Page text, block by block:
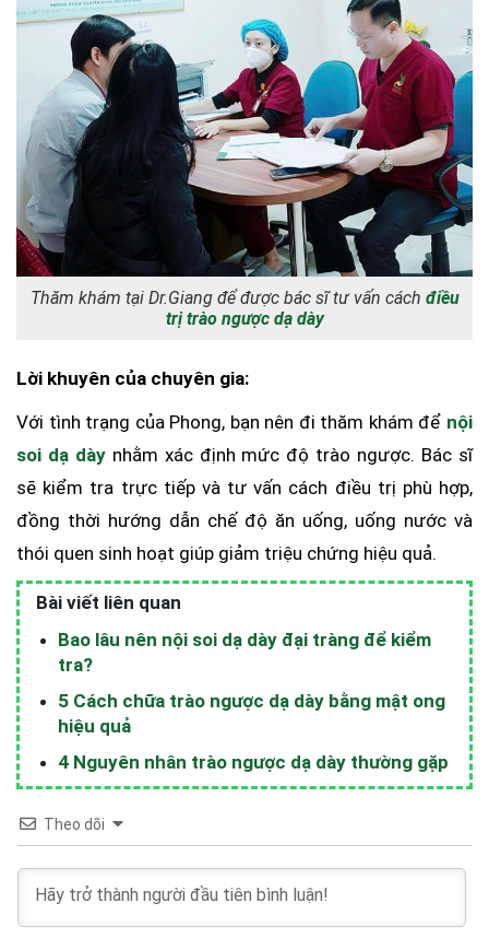
Thăm khám tại Dr.Giang để được bác sĩ tư vấn cách điều
trị trào ngược dạ dày
Lời khuyên của chuyên gia:
Với tình trạng của Phong, bạn nên đi thăm khám để nội
soi dạ dàynhằm xác định mức độ trào ngược. Bác sĩ
sẽ kiểm tra trực tiếp và tư vấn cách điều trị phù hợp,
đồng thời hướng dẫn chế độ ăn uống, uống nước và
thói quen sinh hoạt giúp giảm triệu chứng hiệu quả.
Bài viết liên quan
Bao lâu nên nội soi dạ dày đại tràng để kiểm
tra?
5 Cách chữa trào ngược dạ dày bằng mật ong
hiệu quả
4 Nguyên nhân trào ngược dạ dày thường gặp
Theo dõi